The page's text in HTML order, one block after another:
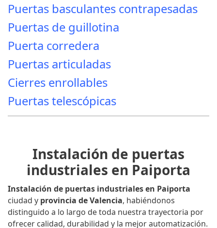
Puertas basculantes contrapesadas
Puertas de guillotina
Puerta corredera
Puertas articuladas
Cierres enrollables
Puertas telescópicas
Instalación de puertas
industriales en Paiporta
Instalación de puertas industriales en Paiporta
ciudad y provincia de Valencia, habiéndonos
distinguido a lo largo de toda nuestra trayectoria por
ofrecer calidad, durabilidad y la mejor automatización.